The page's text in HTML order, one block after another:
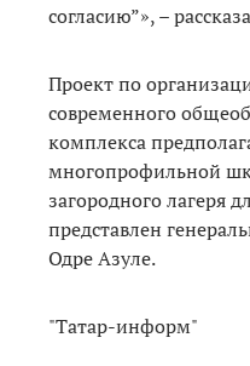
согласию”», –
Проект по
современного
комплекса
многопрофильной
загородного лагеря
представлен
Одре Азуле.
"Татар-информ"